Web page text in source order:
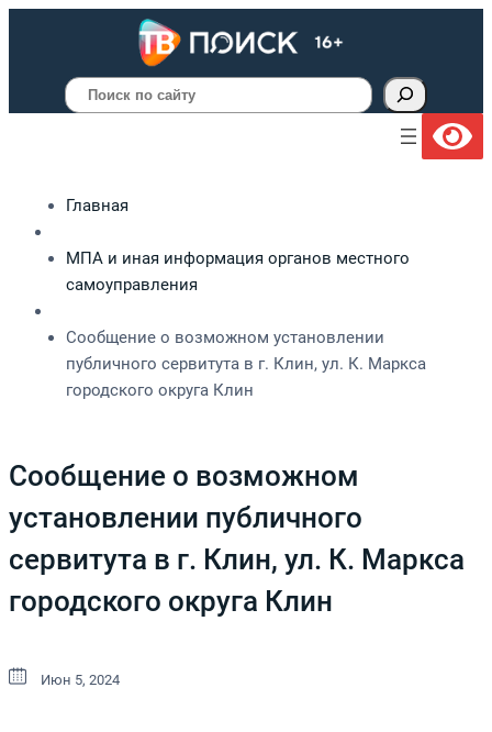
Поиск
Главная
МПА и иная информация органов местного
самоуправления
Сообщение о возможном установлении
публичного сервитута в г. Клин, ул. К. Маркса
городского округа Клин
Сообщение о возможном
установлении публичного
сервитута в г. Клин, ул. К. Маркса
городского округа Клин
Июн 5, 2024